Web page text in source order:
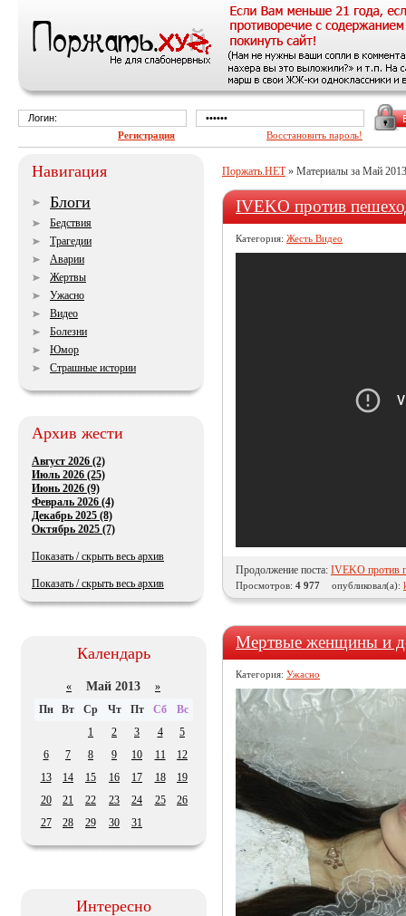
Поржать.НЕТ» Материалы за Май
IVEKO против
Категория: Жесть Видео
Продолжение поста: IVEKO против
Просмотров: 4 977 опубликовал(а):
Мертвые женщины и
Категория: Ужасно
Навигация
Блоги
Бедствия
Трагедии
Аварии
Жертвы
Ужасно
Видео
Болезни
Юмор
Страшные истории
Архив жести
Август 2026 (2)
Июль 2026 (25)
Июнь 2026 (9)
Февраль 2026 (4)
Декабрь 2025 (8)
Октябрь 2025 (7)
Показать / скрыть весь архив
Показать / скрыть весь архив
Календарь
« Май 2013 »
Пн
Вт Ср Чт Пт Сб
Вс
1
2 3 4
5
6
7 8 9 10 11
12
13
14 15 16 17 18
19
20
21 22 23 24 25
26
27
28 29 30 31
Интересно
Регистрация Восстановить пароль!